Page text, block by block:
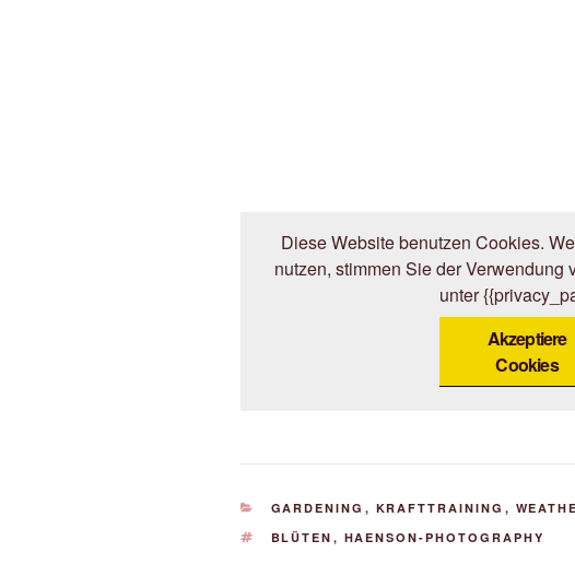
Diese Website benutzen Cookies.
nutzen, stimmen Sie der Verwendung
unter
Akzeptiere
Cookies
KATEGORIEN
GARDENING , KRAFTTRAINING ,
SCHLAGWÖRTER
BLÜTEN , HAENSON-PHOTOGRAPHY